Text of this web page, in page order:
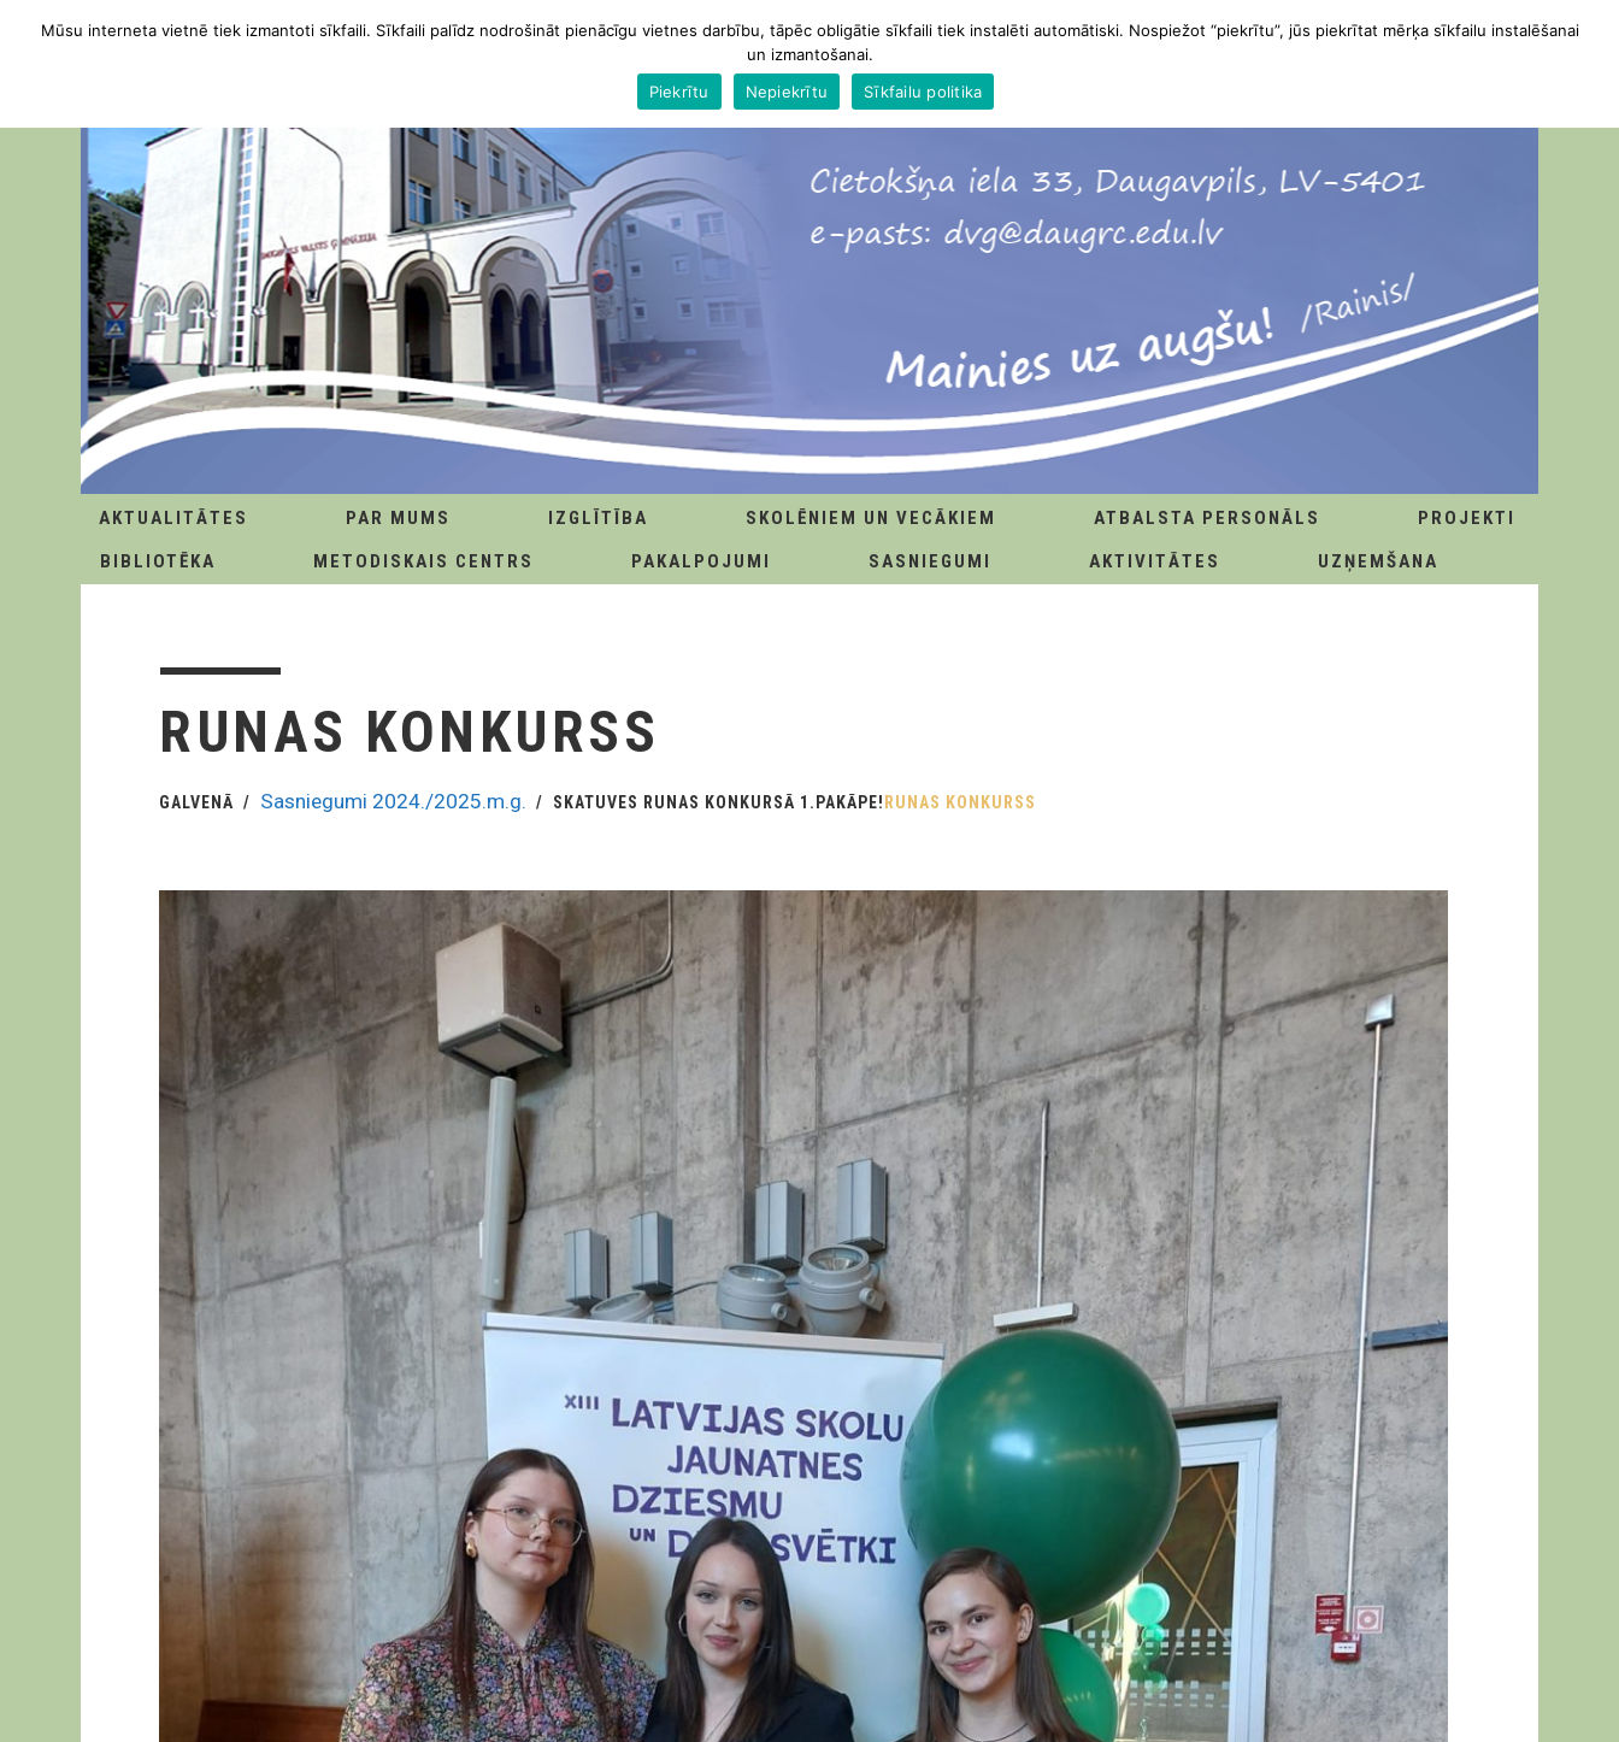
AKTUALITĀTES PAR MUMS IZGLĪTĪBA SKOLĒNIEM UN VECĀKIEM ATBALSTA PERSONĀLS
PROJEKTI
BIBLIOTĒKA
METODISKAIS CENTRS PAKALPOJUMI SASNIEGUMI AKTIVITĀTES UZŅEMŠANA
RUNAS KONKURSS
GALVENĀ Sasniegumi 2024./2025.m.g. SKATUVES RUNAS KONKURSĀ 1.PAKĀPE! RUNAS KONKURSS
Mūsu interneta vietnē tiek izmantoti sīkfaili. Sīkfaili palīdz nodrošināt pienācīgu vietnes darbību, tāpēc obligātie sīkfaili tiek instalēti automātiski. Nospiežot “piekrītu”, jūs piekrītat mērķa sīkfailu instalēšanai
un izmantošanai.
Piekrītu
Nepiekrītu Sīkfailu politika